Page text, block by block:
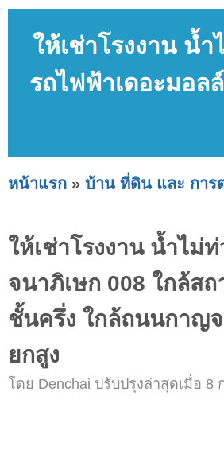
ให้เช่าโรงงาน น้
รถไฟฟ้าเดอะมอล
หน้าแรก » บ้าน ที่ดิน และ การ
ให้เช่าโรงงาน น้ำไม่
จนาภิเษก 008 ใกล้ส
ชั้นครึ่ง ใกล้ถนนกาญ
ยกสูง
โดย Denchai ปรับปรุงล่าสุดเมื่อ 8